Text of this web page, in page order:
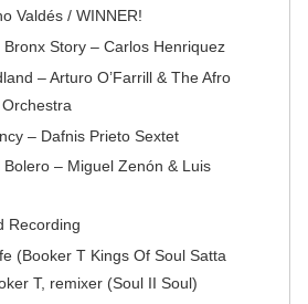
Valdés / WINNER!
Story – Carlos Henriquez
– Arturo O’Farrill & The Afro
– Dafnis Prieto Sextet
Bolero – Miguel Zenón & Luis
Recording
(Booker T Kings Of Soul Satta
T, remixer (Soul II Soul)